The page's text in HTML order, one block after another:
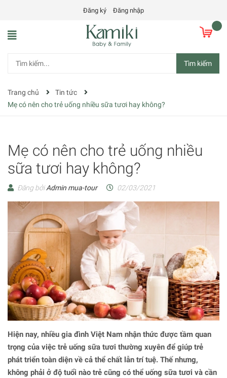
Đăng ký Đăng nhập
Tìm kiếm
Trang chủ
Tin tức
Mẹ có nên cho trẻ uống nhiều sữa tươi hay không?
Mẹ có nên cho trẻ uống nhiều
sữa tươi hay không?
Đăng bởiAdmin mua-tour 02/03/2021
Hiện nay, nhiều gia đình Việt Nam nhận thức được tầm quan
trọng của việc trẻ uống sữa tươi thường xuyên để giúp trẻ
phát triển toàn diện về cả thể chất lẫn trí tuệ. Thế nhưng,
không phải ở độ tuổi nào trẻ cũng có thể uống sữa tươi và cần